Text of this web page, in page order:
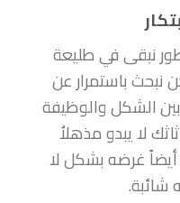
نبقى في طليعة
نبحث باستمرار عن
الشكل والوظيفة
لا يبدو مذهلاُ
غرضه بشكل لا
شائبة.